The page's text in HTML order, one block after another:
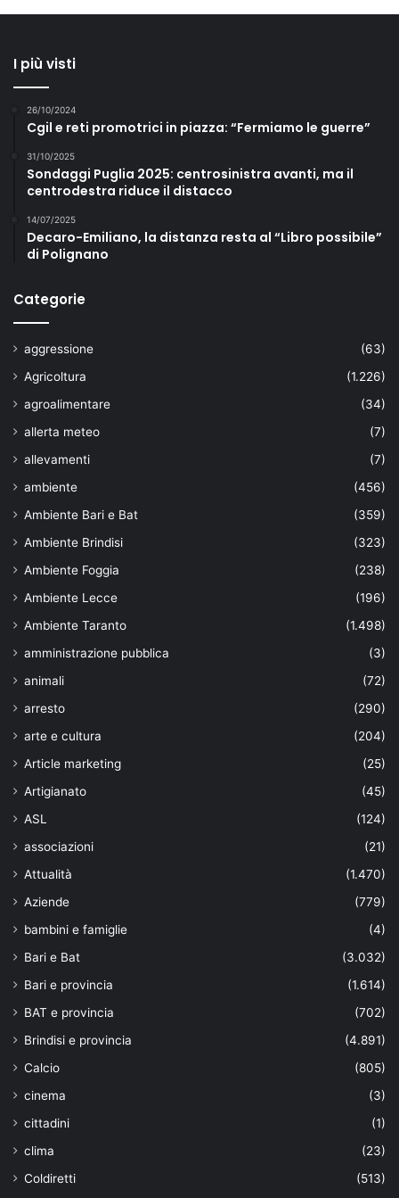
I più visti
26/10/2024
Cgil e reti promotrici in piazza: “Fermiamo le guerre”
31/10/2025
Sondaggi Puglia 2025: centrosinistra avanti, ma il
centrodestra riduce il distacco
14/07/2025
Decaro-Emiliano, la distanza resta al “Libro possibile”
di Polignano
Categorie
aggressione
(63)
Agricoltura
(1.226)
agroalimentare
(34)
allerta meteo
(7)
allevamenti
(7)
ambiente
(456)
Ambiente Bari e Bat
(359)
Ambiente Brindisi
(323)
Ambiente Foggia
(238)
Ambiente Lecce
(196)
Ambiente Taranto
(1.498)
amministrazione pubblica
(3)
animali
(72)
arresto
(290)
arte e cultura
(204)
Article marketing
(25)
Artigianato
(45)
ASL
(124)
associazioni
(21)
Attualità
(1.470)
Aziende
(779)
bambini e famiglie
(4)
Bari e Bat
(3.032)
Bari e provincia
(1.614)
BAT e provincia
(702)
Brindisi e provincia
(4.891)
Calcio
(805)
cinema
(3)
cittadini
(1)
clima
(23)
Coldiretti
(513)